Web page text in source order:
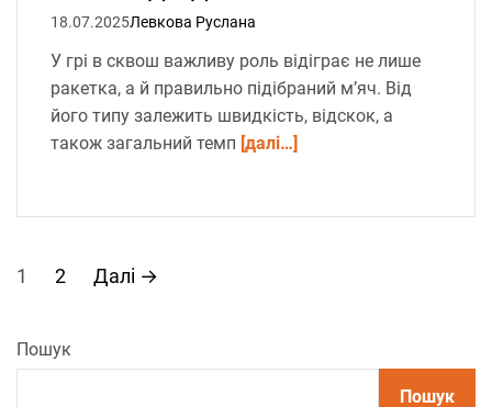
18.07.2025Левкова Руслана
У грі в сквош важливу роль відіграє не лише
ракетка, а й правильно підібраний м’яч. Від
його типу залежить швидкість, відскок, а
також загальний темп [далі…]
П
г
1 2 Далі →
Пошук
Пошук